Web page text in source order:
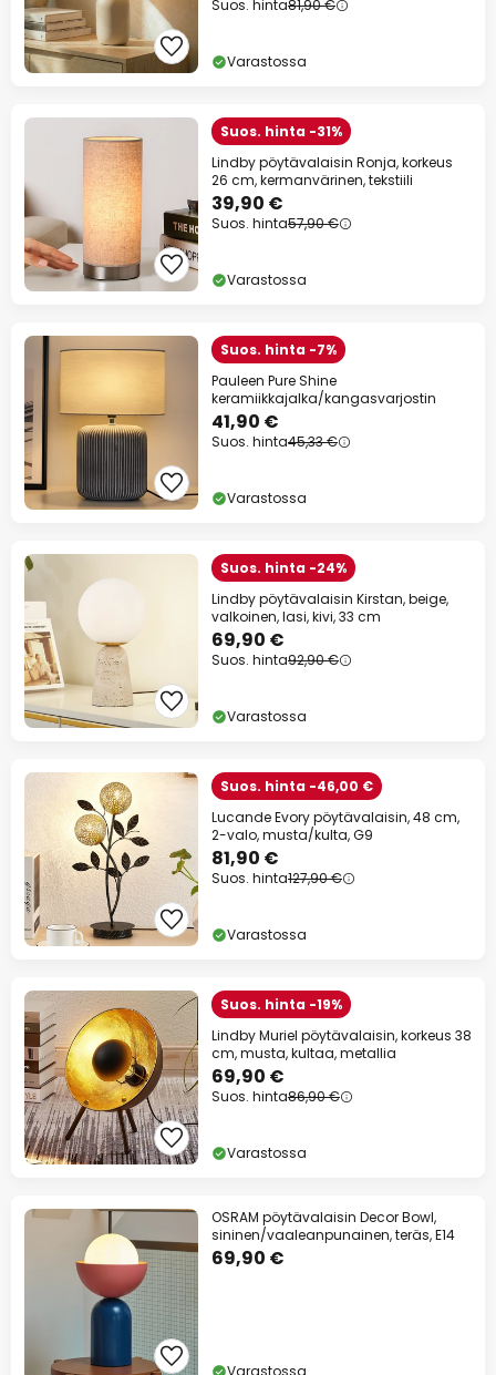
Suos. hinta81,90 €
Varastossa
Suos. hinta -31%
Lindby pöytävalaisin Ronja, korkeus
26 cm, kermanvärinen, tekstiili
39,90 €
Suos. hinta57,90 €
Varastossa
Suos. hinta -7%
Pauleen Pure Shine
keramiikkajalka/kangasvarjostin
41,90 €
Suos. hinta45,33 €
Varastossa
Suos. hinta -24%
Lindby pöytävalaisin Kirstan, beige,
valkoinen, lasi, kivi, 33 cm
69,90 €
Suos. hinta92,90 €
Varastossa
Suos. hinta -46,00 €
Lucande Evory pöytävalaisin, 48 cm,
2-valo, musta/kulta, G9
81,90 €
Suos. hinta127,90 €
Varastossa
Suos. hinta -19%
Lindby Muriel pöytävalaisin, korkeus 38
cm, musta, kultaa, metallia
69,90 €
Suos. hinta86,90 €
Varastossa
OSRAM pöytävalaisin Decor Bowl,
sininen/vaaleanpunainen, teräs, E14
69,90 €